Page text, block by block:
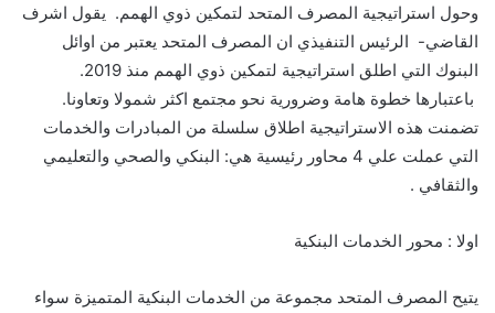
وحول استراتيجية المصرف المتحد لتمكين ذوي الهمم. يقول اشرف
القاضي- الرئيس التنفيذي ان المصرف المتحد يعتبر من اوائل
البنوك التي اطلق استراتيجية لتمكين ذوي الهمم منذ 2019
.
باعتبارها خطوة هامة وضرورية نحو مجتمع اكثر شمولا وتعاونا.
تضمنت هذه الاستراتيجية اطلاق سلسلة من المبادرات والخدمات
التي عملت علي 4 محاور رئيسية هي: ال بنكي والصحي والتعليمي
والثقافي .
اولا : محور الخدمات البنكية
يتيح المصرف المتحد مجموعة من الخدمات البنكية المتميزة سواء